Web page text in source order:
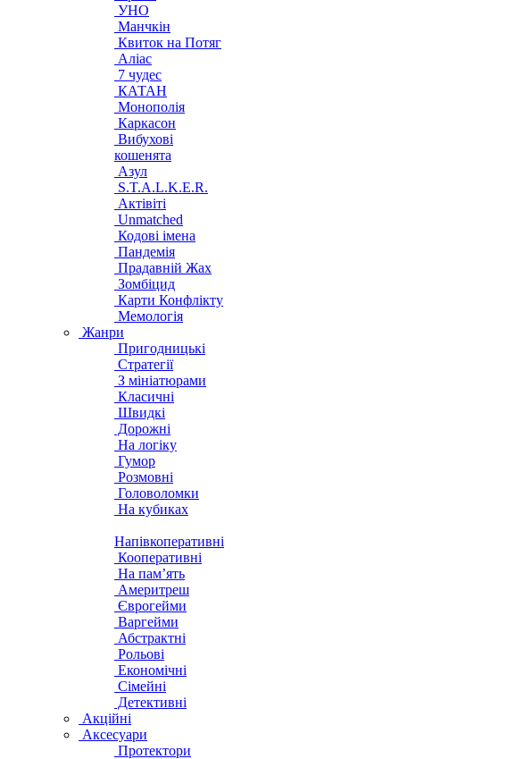
УНО
Манчкін
Квиток на Потяг
Аліас
7 чудес
КАТАН
Монополія
Каркасон
Вибухові
кошенята
Азул
S.T.A.L.K.E.R.
Актівіті
Unmatched
Кодові імена
Пандемія
Прадавній Жах
Зомбіцид
Карти Конфлікту
Мемологія
Жанри
Пригодницькі
Стратегії
З мініатюрами
Класичні
Швидкі
Дорожні
На логіку
Гумор
Розмовні
Головоломки
На кубиках
Напівкоперативні
Кооперативні
На пам’ять
Америтреш
Єврогейми
Варгейми
Абстрактні
Рольові
Економічні
Сімейні
Детективні
Акційні
Аксесуари
Протектори